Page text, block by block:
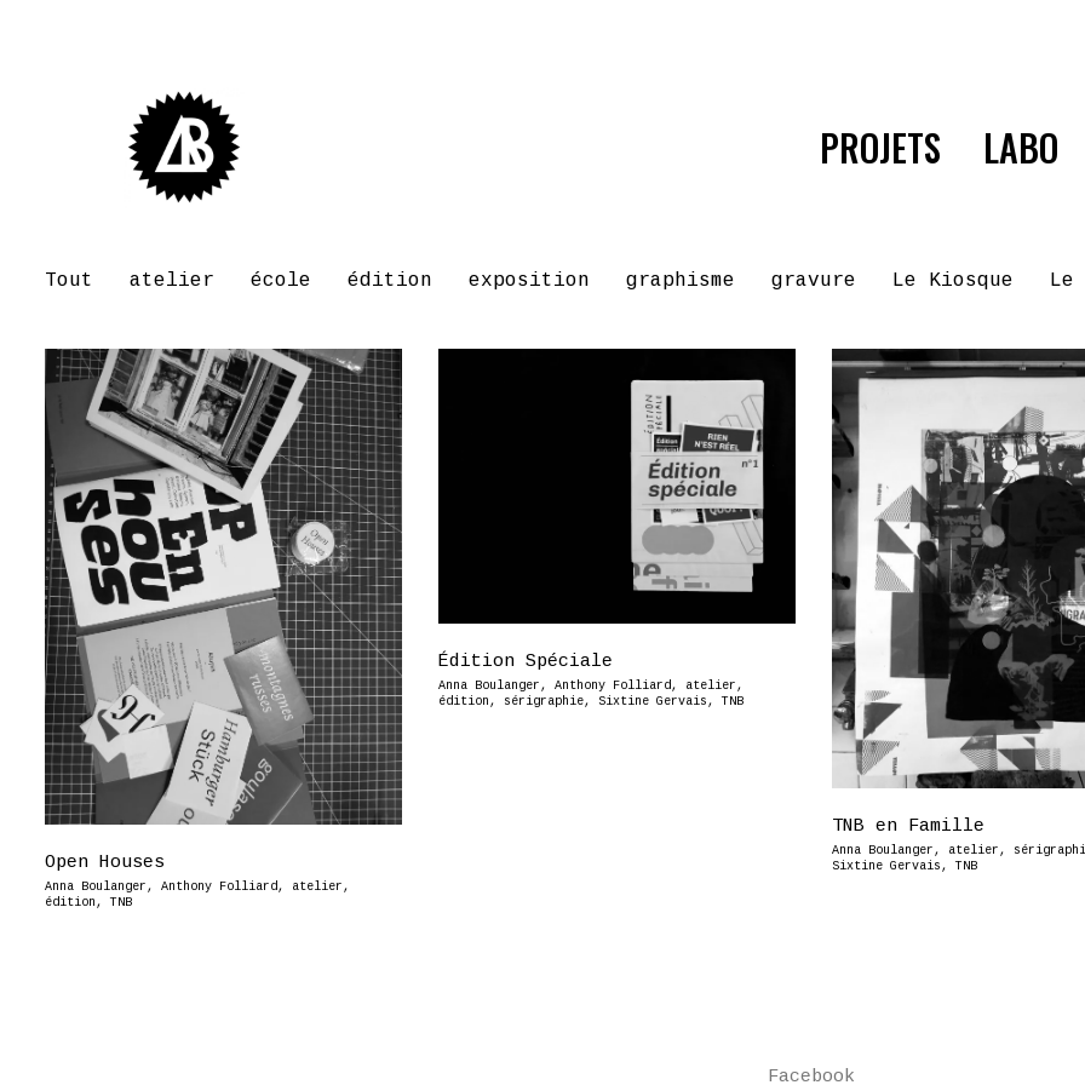
PROJETS LABO
Tout atelier école édition exposition graphisme gravure Le Kiosque Le
Open Houses
Anna Boulanger, Anthony Folliard, atelier,
édition, TNB
Édition Spéciale
Anna Boulanger, Anthony Folliard, atelier,
édition, sérigraphie, Sixtine Gervais, TNB
TNB en Famille
Anna Boulanger, atelier,
Sixtine Gervais, TNB
Facebook